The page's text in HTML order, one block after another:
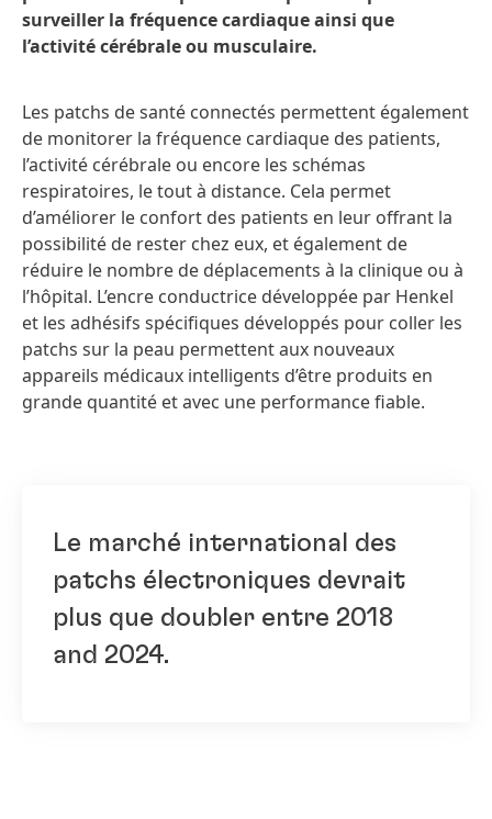
surveiller la fréquence cardiaque ainsi que
l’activité cérébrale ou musculaire.
Les patchs de santé connectés permettent également
de monitorer la fréquence cardiaque des patients,
l’activité cérébrale ou encore les schémas
respiratoires, le tout à distance. Cela permet
d’améliorer le confort des patients en leur offrant la
possibilité de rester chez eux, et également de
réduire le nombre de déplacements à la clinique ou à
l’hôpital. L’encre conductrice développée par Henkel
et les adhésifs spécifiques développés pour coller les
patchs sur la peau permettent aux nouveaux
appareils médicaux intelligents d’être produits en
grande quantité et avec une performance fiable.
Le marché international des
patchs électroniques devrait
plus que doubler entre 2018
and 2024.